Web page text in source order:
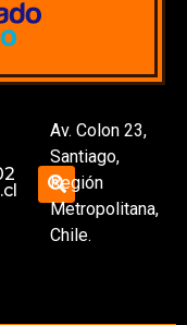
Av. Colon 23,
Santiago,
Región
Metropolitana,
Chile.